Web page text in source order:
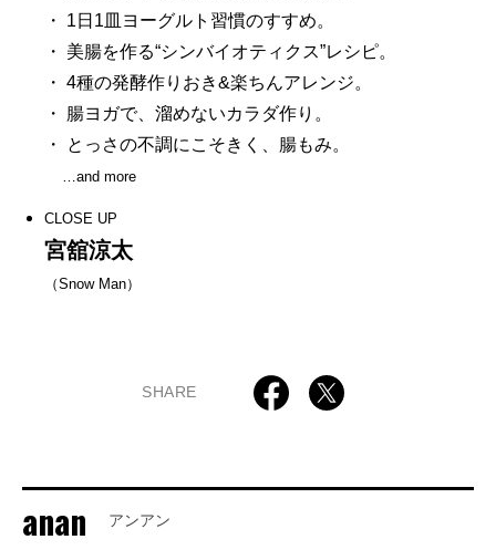
・ 1日1皿ヨーグルト習慣のすすめ。
・ 美腸を作る“シンバイオティクス”レシピ。
・ 4種の発酵作りおき&楽ちんアレンジ。
・ 腸ヨガで、溜めないカラダ作り。
・ とっさの不調にこそきく、腸もみ。
…and more
CLOSE UP
宮舘涼太
（Snow Man）
SHARE
anan アンアン